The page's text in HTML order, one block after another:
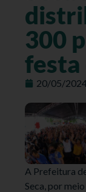
300
festa
20/05/
A Prefeitura
Seca, por